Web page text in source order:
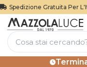
Spedizione Gratuita Per